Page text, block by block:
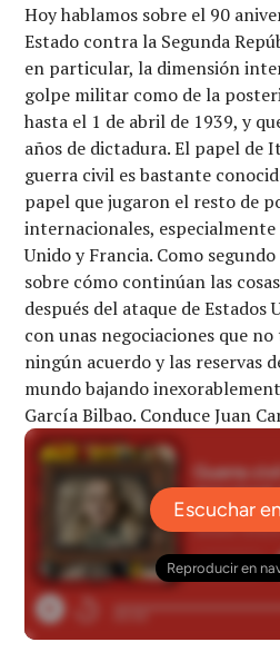
Hoy hablamos sobre el 90
Estado contra la Segunda
en particular, la dimensión
golpe militar como de la
hasta el 1 de abril de 1939, y
años de dictadura. El papel de
guerra civil es bastante
papel que jugaron el resto de
internacionales, especialmente
Unido y Francia. Como
sobre cómo continúan las
después del ataque de Estados
con unas negociaciones que
ningún acuerdo y las reservas
mundo bajando
García Bilbao. Conduce Juan